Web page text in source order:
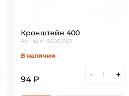
Кронштейн 400
Артикул : 00000169
В наличии
94 ₽
- +